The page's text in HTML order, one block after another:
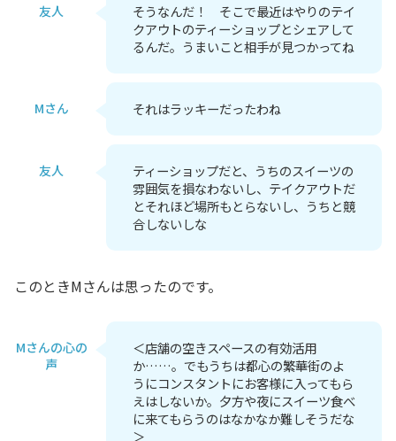
友人
そうなんだ！ そこで最近はやりのテイ
クアウトのティーショップとシェアして
るんだ。うまいこと相手が見つかってね
Mさん それはラッキーだったわね
友人
ティーショップだと、うちのスイーツの
雰囲気を損なわないし、テイクアウトだ
とそれほど場所もとらないし、うちと競
合しないしな
このときMさんは思ったのです。
Mさんの心の
声
＜店舗の空きスペースの有効活用
か……。でもうちは都心の繁華街のよ
うにコンスタントにお客様に入ってもら
えはしないか。夕方や夜にスイーツ食べ
に来てもらうのはなかなか難しそうだな
＞